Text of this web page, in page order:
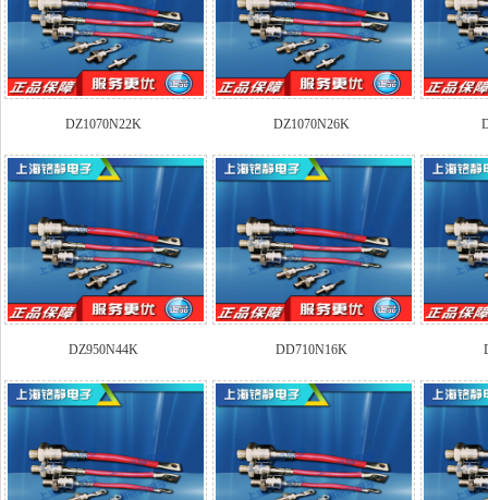
DZ1070N22K DZ1070N26K
DZ950N44K DD710N16K